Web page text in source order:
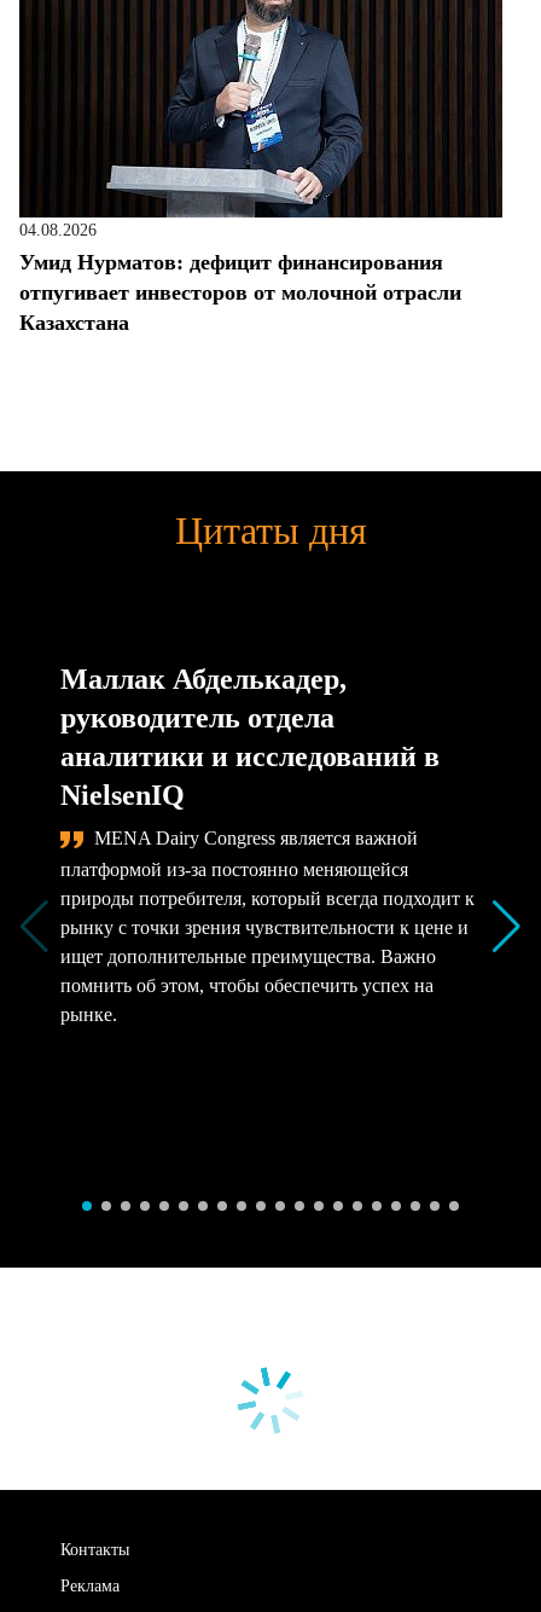
04.08.2026
Умид Нурматов: дефицит финансирования
отпугивает инвесторов от молочной отрасли
Казахстана
Цитаты дня
Маллак Абделькадер,
руководитель отдела
аналитики и исследований в
NielsenIQ
MENA Dairy Congress является важной
платформой из-за постоянно меняющейся
природы потребителя, который всегда подходит к
рынку с точки зрения чувствительности к цене и
ищет дополнительные преимущества. Важно
помнить об этом, чтобы обеспечить успех на
рынке.
Контакты
Реклама